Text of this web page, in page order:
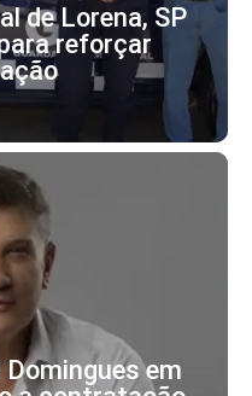
de Lorena, SP
reforçar
Domingues em